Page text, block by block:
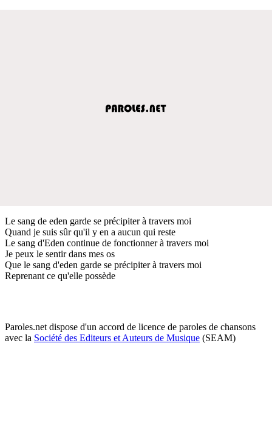
Le sang de eden garde se précipiter à travers moi
Quand je suis sûr qu'il y en a aucun qui reste
Le sang d'Eden continue de fonctionner à travers moi
Je peux le sentir dans mes os
Que le sang d'eden garde se précipiter à travers moi
Reprenant ce qu'elle possède
Paroles.net dispose d'un accord de licence de paroles de chansons
avec la Société des Editeurs et Auteurs de Musique (SEAM)